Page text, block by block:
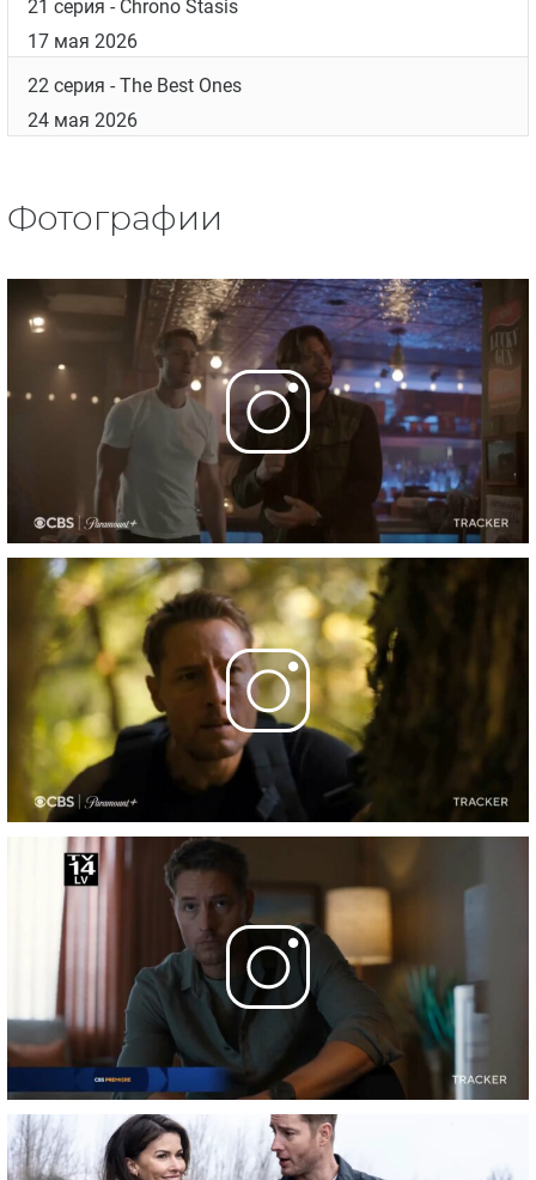
21 серия - Chrono Stasis
17 мая 2026
22 серия - The Best Ones
24 мая 2026
Фотографии